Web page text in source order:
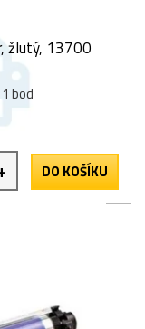
žlutý, 13700
1 bod
DO KOŠÍKU